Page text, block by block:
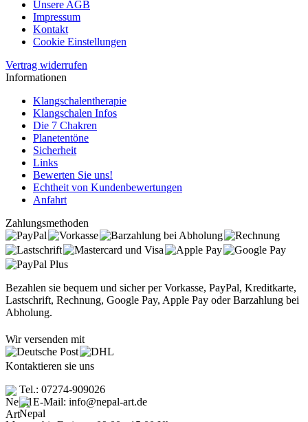
Unsere AGB
Impressum
Kontakt
Cookie Einstellungen
Vertrag widerrufen
Informationen
Klangschalentherapie
Klangschalen Infos
Die 7 Chakren
Planetentöne
Sicherheit
Links
Bewerten Sie uns!
Echtheit von Kundenbewertungen
Anfahrt
Zahlungsmethoden
Bezahlen sie bequem und sicher per Vorkasse, PayPal, Kreditkarte,
Lastschrift, Rechnung, Google Pay, Apple Pay oder Barzahlung bei
Abholung.
Wir versenden mit
Kontaktieren sie uns
Tel.: 07274-909026
E-Mail: info@nepal-art.de